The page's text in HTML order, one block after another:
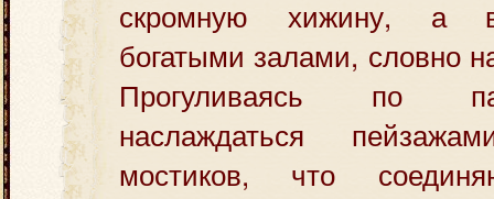
скромную хижину, а
богатыми залами, словно
Прогуливаясь по
наслаждаться
мостиков, что